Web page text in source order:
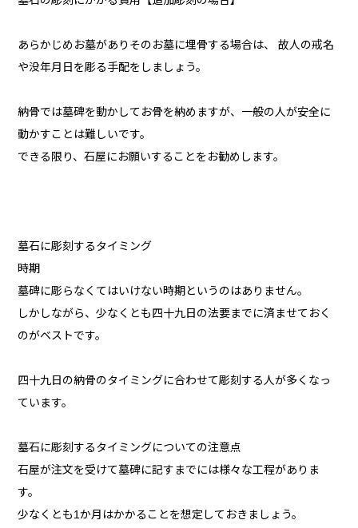
あらかじめお墓がありそのお墓に埋骨する場合は、 故人の戒名
や没年月日を彫る手配をしましょう。
納骨では墓碑を動かしてお骨を納めますが、一般の人が安全に
動かすことは難しいです。
できる限り、石屋にお願いすることをお勧めします。
墓石に彫刻するタイミング
時期
墓碑に彫らなくてはいけない時期というのはありません。
しかしながら、少なくとも四十九日の法要までに済ませておく
のがベストです。
四十九日の納骨のタイミングに合わせて彫刻する人が多くなっ
ています。
墓石に彫刻するタイミングについての注意点
石屋が注文を受けて墓碑に記すまでには様々な工程がありま
す。
少なくとも1か月はかかることを想定しておきましょう。